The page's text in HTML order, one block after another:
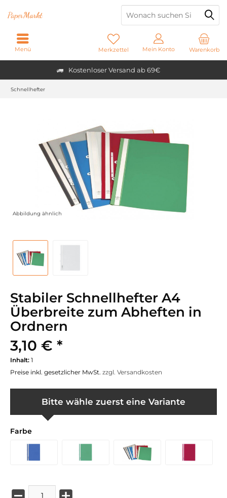
Kostenloser Versand ab 69€
PaperMarkt
Warenkorb
Merkzettel Mein Konto
Menü
Schnellhefter
Abbildung ähnlich
Stabiler Schnellhefter A4
Überbreite zum Abheften in
Ordnern
3,10 € *
Inhalt: 1
Preise inkl. gesetzlicher MwSt. zzgl. Versandkosten
Bitte wähle zuerst eine Variante
Farbe